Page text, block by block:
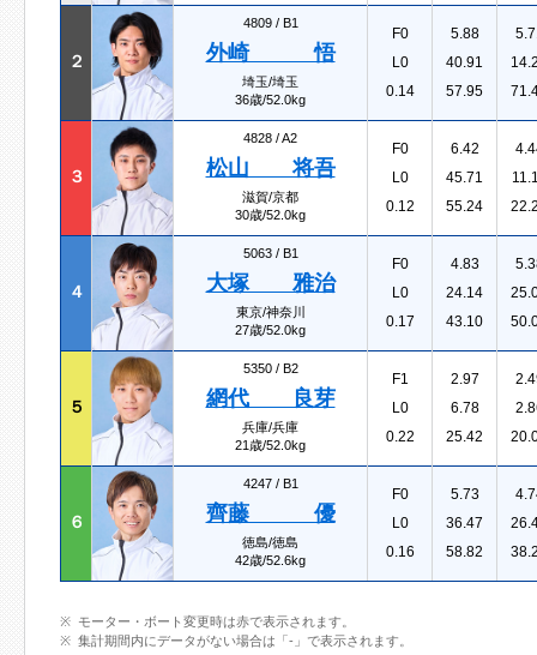
２
4809 / B1
外崎 悟
埼玉/埼玉
36歳/52.0kg
F0
L0
0.14
5.88
40.91
57.95
３
4828 /A2
松山 将吾
滋賀/京都
30歳/52.0kg
F0
L0
0.12
6.42
45.71
55.24
４
5063 / B1
大塚 雅治
東京/神奈川
27歳/52.0kg
F0
L0
0.17
4.83
24.14
43.10
５
5350 / B2
網代 良芽
兵庫/兵庫
21歳/52.0kg
F1
L0
0.22
2.97
6.78
25.42
６
4247 / B1
齊藤 優
徳島/徳島
42歳/52.6kg
F0
L0
0.16
5.73
36.47
58.82
モーター・ボート変更時は赤で表示されます。
集計期間内にデータがない場合は「-」で表示されます。